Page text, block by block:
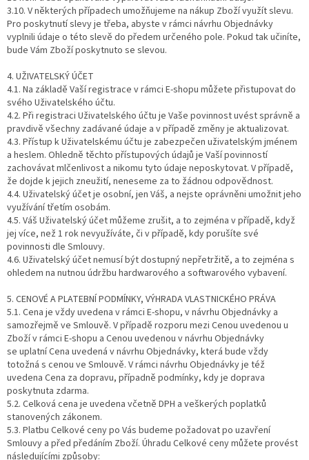
3.10. V některých případech umožňujeme na nákup Zboží využít slevu.
Pro poskytnutí slevy je třeba, abyste v rámci návrhu Objednávky
vyplnili údaje o této slevě do předem určeného pole. Pokud tak učiníte,
bude Vám Zboží poskytnuto se slevou.
4. UŽIVATELSKÝ ÚČET
4.1. Na základě Vaší registrace v rámci E-shopu můžete přistupovat do
svého Uživatelského účtu.
4.2. Při registraci Uživatelského účtu je Vaše povinnost uvést správně a
pravdivě všechny zadávané údaje a v případě změny je aktualizovat.
4.3. Přístup k Uživatelskému účtu je zabezpečen uživatelským jménem
a heslem. Ohledně těchto přístupových údajů je Vaší povinností
zachovávat mlčenlivost a nikomu tyto údaje neposkytovat. V případě,
že dojde k jejich zneužití, neneseme za to žádnou odpovědnost.
4.4. Uživatelský účet je osobní, jen Váš, a nejste oprávněni umožnit jeho
využívání třetím osobám.
4.5. Váš Uživatelský účet můžeme zrušit, a to zejména v případě, když
jej více, než 1 rok nevyužíváte, či v případě, kdy porušíte své
povinnosti dle Smlouvy.
4.6. Uživatelský účet nemusí být dostupný nepřetržitě, a to zejména s
ohledem na nutnou údržbu hardwarového a softwarového vybavení.
5. CENOVÉ A PLATEBNÍ PODMÍNKY, VÝHRADA VLASTNICKÉHO PRÁVA
5.1. Cena je vždy uvedena v rámci E-shopu, v návrhu Objednávky a
samozřejmě ve Smlouvě. V případě rozporu mezi Cenou uvedenou u
Zboží v rámci E-shopu a Cenou uvedenou v návrhu Objednávky
se uplatní Cena uvedená v návrhu Objednávky, která bude vždy
totožná s cenou ve Smlouvě. V rámci návrhu Objednávky je též
uvedena Cena za dopravu, případně podmínky, kdy je doprava
poskytnuta zdarma.
5.2. Celková cena je uvedena včetně DPH a veškerých poplatků
stanovených zákonem.
5.3. Platbu Celkové ceny po Vás budeme požadovat po uzavření
Smlouvy a před předáním Zboží. Úhradu Celkové ceny můžete provést
následujícími způsoby: